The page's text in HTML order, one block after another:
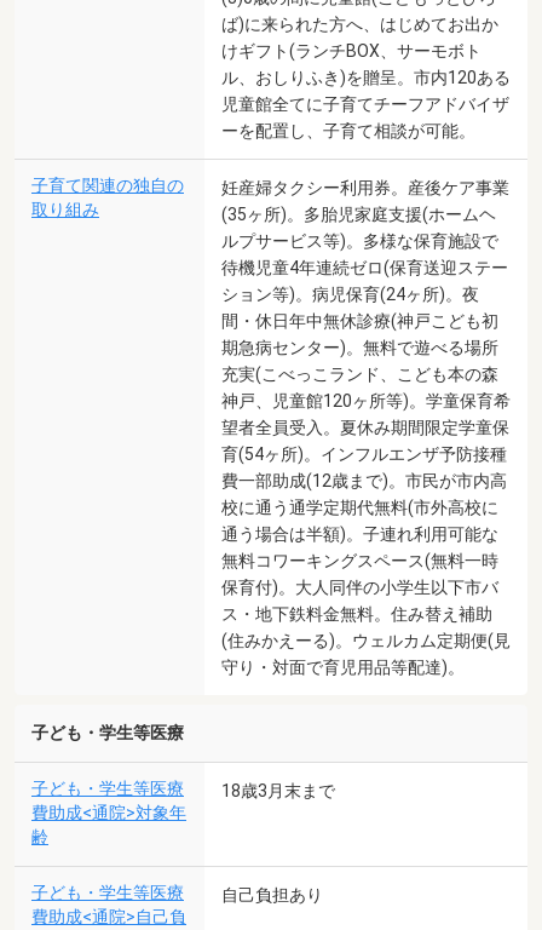
ば)に来られた方へ、はじめてお出か
けギフト(ランチBOX、サーモボト
ル、おしりふき)を贈呈。市内120ある
児童館全てに子育てチーフアドバイザ
ーを配置し、子育て相談が可能。
子育て関連の独自の
取り組み
妊産婦タクシー利用券。産後ケア事業
(35ヶ所)。多胎児家庭支援(ホームヘ
ルプサービス等)。多様な保育施設で
待機児童4年連続ゼロ(保育送迎ステー
ション等)。病児保育(24ヶ所)。夜
間・休日年中無休診療(神戸こども初
期急病センター)。無料で遊べる場所
充実(こべっこランド、こども本の森
神戸、児童館120ヶ所等)。学童保育希
望者全員受入。夏休み期間限定学童保
育(54ヶ所)。インフルエンザ予防接種
費一部助成(12歳まで)。市民が市内高
校に通う通学定期代無料(市外高校に
通う場合は半額)。子連れ利用可能な
無料コワーキングスペース(無料一時
保育付)。大人同伴の小学生以下市バ
ス・地下鉄料金無料。住み替え補助
(住みかえーる)。ウェルカム定期便(見
守り・対面で育児用品等配達)。
子ども・学生等医療
子ども・学生等医療
費助成<通院>対象年
齢
18歳3月末まで
子ども・学生等医療
費助成<通院>自己負
自己負担あり